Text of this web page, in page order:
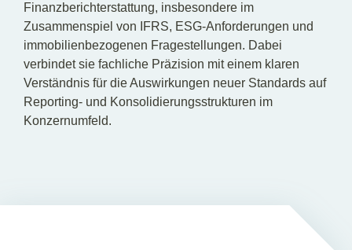
Finanzberichterstattung, insbesondere im
Zusammenspiel von IFRS, ESG-Anforderungen und
immobilienbezogenen Fragestellungen. Dabei
verbindet sie fachliche Präzision mit einem klaren
Verständnis für die Auswirkungen neuer Standards auf
Reporting- und Konsolidierungsstrukturen im
Konzernumfeld.